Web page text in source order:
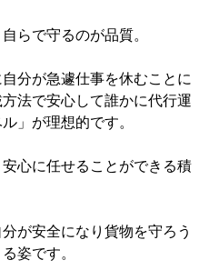
らで守るのが品質。
分が急遽仕事を休むことに
法で安心して誰かに代行運
」が理想的です。
心に任せることができる積
が安全になり貨物を守ろう
姿です。